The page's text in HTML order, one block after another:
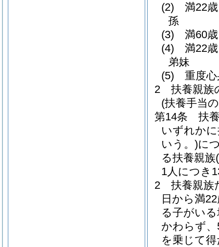
(2)
満22
孫
(3)
満60
(4)
満22
弟妹
(5)
重度
2
扶養親族
(扶養手当
第14条
扶
いずれか
いう。)に
る扶養親族
1人につき
2
扶養親族
日から満
る子がい
かわらず
を乗じて